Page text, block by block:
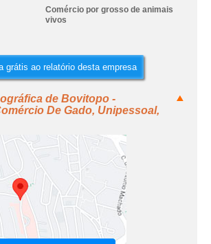
Comércio por grosso de animais
vivos
grátis ao relatório desta empresa
de Bovitopo -
De Gado, Unipessoal,